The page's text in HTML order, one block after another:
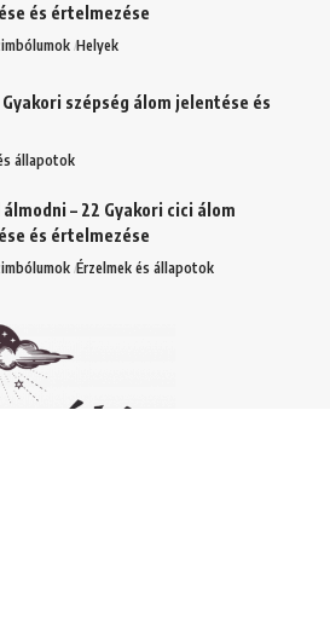
és értelmezése
Helyek
szépség álom jelentése és
állapotok
álmodni – 22 Gyakori cici álom
és értelmezése
Érzelmek és állapotok